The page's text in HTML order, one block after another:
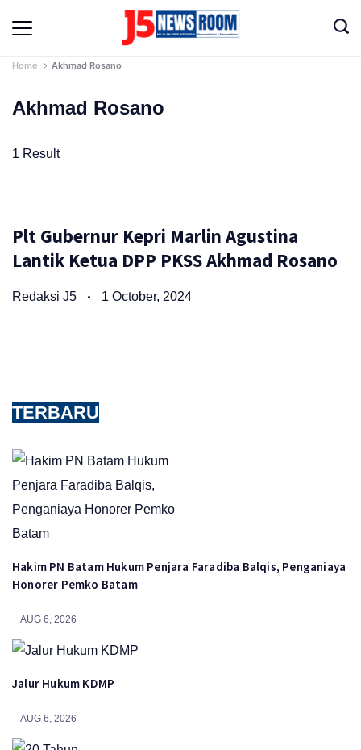
content
Pers
Home Akhmad Rosano
Akhmad Rosano
1 Result
Plt Gubernur Kepri Marlin Agustina
Lantik Ketua DPP PKSS Akhmad Rosano
Redaksi J5 1 October, 2024
TERBARU
Hakim PN Batam Hukum Penjara Faradiba Balqis, Penganiaya
Honorer Pemko Batam
AUG 6, 2026
Jalur Hukum KDMP
AUG 6, 2026